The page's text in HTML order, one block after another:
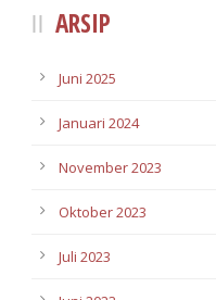
ARSIP
Juni 2025
Januari 2024
November 2023
Oktober 2023
Juli 2023